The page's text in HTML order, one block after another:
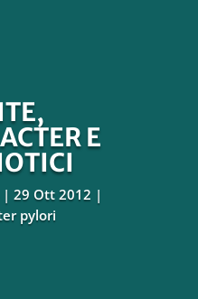
E
29 Ott 2012
pylori